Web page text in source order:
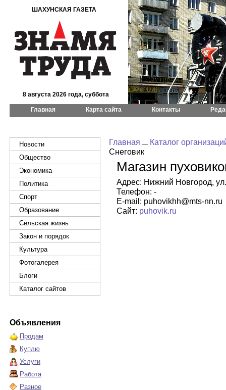
ШАХУНСКАЯ ГАЗЕТА
8 августа 2026 года, суббота
Главная Карта сайта Контакты
Новости
Общество
Экономика
Политика
Спорт
Образование
Сельская жизнь
Закон и порядок
Культура
Фотогалерея
Блоги
Каталог сайтов
Объявления
Продам
Куплю
Услуги
Работа
Разное
Главная
Каталог
Снеговик
Магазин
Адрес: Нижний Новгород,
Телефон: -
E-mail: puhovikhh@mts-nn.ru
Сайт: puhovik.ru